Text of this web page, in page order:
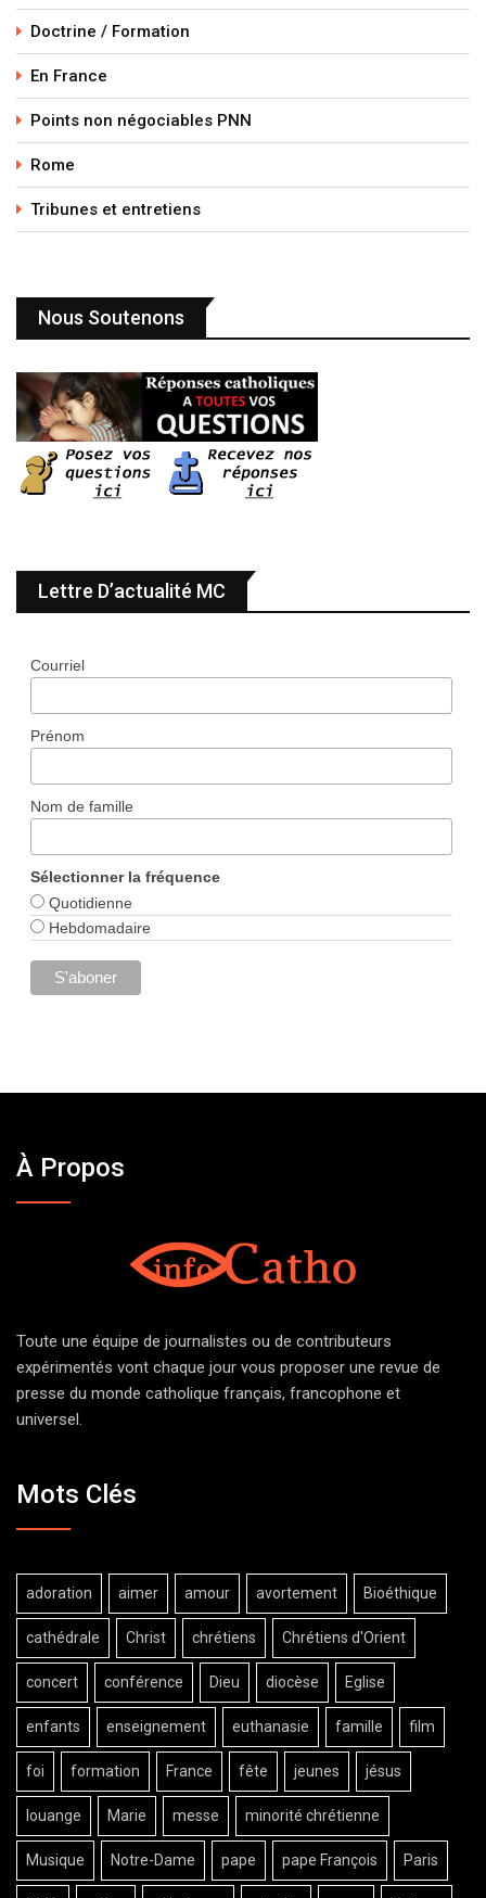
Doctrine / Formation
En France
Points non négociables PNN
Rome
Tribunes et entretiens
Nous Soutenons
Lettre D’actualité MC
Courriel
Prénom
Nom de famille
Sélectionner la fréquence
Quotidienne
Hebdomadaire
À Propos
Toute une équipe de journalistes ou de contributeurs
expérimentés vont chaque jour vous proposer une revue de
presse du monde catholique français, francophone et
universel.
Mots Clés
adoration aimer amour avortement Bioéthique
cathédrale Christ chrétiens Chrétiens d'Orient
concert conférence Dieu diocèse Eglise
enfants enseignement euthanasie famille film
foi formation France fête jeunes jésus
louange Marie messe minorité chrétienne
Musique Notre-Dame pape pape François Paris